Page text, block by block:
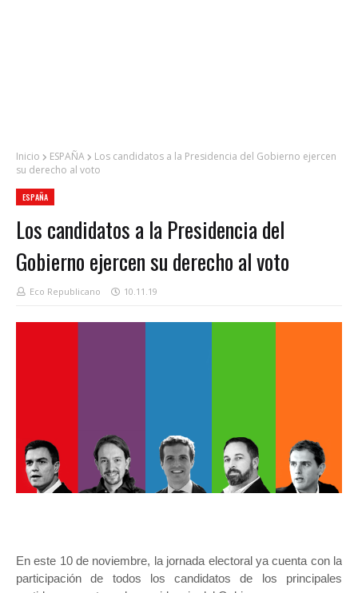
Inicio ESPAÑA
Los candidatos a la Presidencia del Gobierno ejercen
su derecho al voto
ESPAÑA
Los candidatos a la Presidencia del
Gobierno ejercen su derecho al voto
Eco Republicano 10.11.19
En este 10 de noviembre, la jornada electoral ya cuenta con la
participación de todos los candidatos de los principales